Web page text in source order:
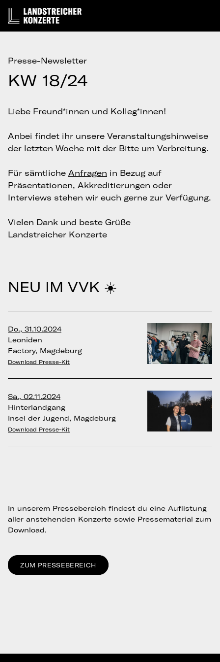
Presse-Newsletter
KW 18/24
Liebe Freund*innen und Kolleg*innen!
Anbei findet ihr unsere Veranstaltungshinweise
der letzten Woche mit der Bitte um Verbreitung.
Für sämtliche Anfragen in Bezug auf
Präsentationen, Akkreditierungen oder
Interviews stehen wir euch gerne zur Verfügung.
Vielen Dank und beste Grüße
Landstreicher Konzerte
NEU IM VVK ☀️
Do., 31.10.2024
Leoniden
Factory, Magdeburg
Download Presse-Kit
Sa., 02.11.2024
Hinterlandgang
Insel der Jugend, Magdeburg
Download Presse-Kit
In unserem Pressebereich findest du eine Auflistung
aller anstehenden Konzerte sowie Pressematerial zum
Download.
ZUM PRESSEBEREICH